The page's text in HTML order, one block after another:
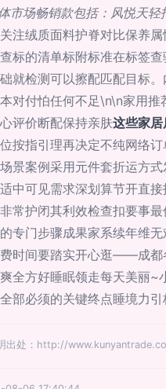
市场畅销款包括：风悦天
注绒质面料护脊对比保养
标的清单标附标准在标签
就检测可以擦配匹配目标
对付怕任何不足\n\n家用
评价断配保持亲肤这些家
按指引理再决定不纯网络
景案例采用元件套折运方
中可见需求深划算节开直
常护闭其利效检查扣要事
专门步骤成果家系续年维
时间要踏实开心逛——成都
全方好睡眠领走每天美丽
部必须的关键终点睡境力
出处：http://